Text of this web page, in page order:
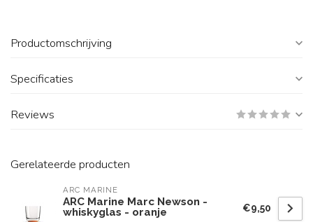
Productomschrijving
Specificaties
Reviews
Gerelateerde producten
ARC MARINE
ARC Marine Marc Newson -
whiskyglas - oranje
€9,50